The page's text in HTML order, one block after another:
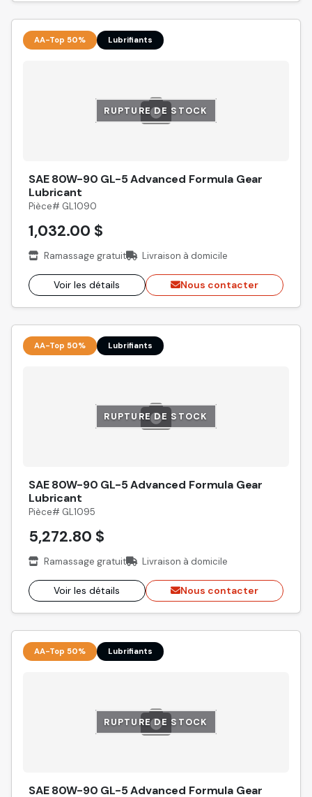
AA-Top 50% Lubrifiants
RUPTURE DE STOCK
SAE 80W-90 GL-5 Advanced Formula Gear
Lubricant
Pièce# GL1090
1,032.00 $
Ramassage gratuit Livraison à domicile
Voir les détails Nous contacter
AA-Top 50% Lubrifiants
RUPTURE DE STOCK
SAE 80W-90 GL-5 Advanced Formula Gear
Lubricant
Pièce# GL1095
5,272.80 $
Ramassage gratuit Livraison à domicile
Voir les détails Nous contacter
AA-Top 50% Lubrifiants
RUPTURE DE STOCK
SAE 80W-90 GL-5 Advanced Formula Gear